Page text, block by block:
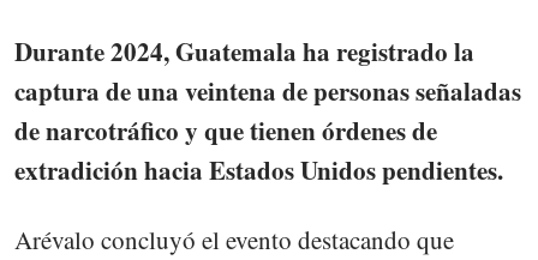
Durante 2024, Guatemala ha registrado la
captura de una veintena de personas señaladas
de narcotráfico y que tienen órdenes de
extradición hacia Estados Unidos pendientes.
Arévalo concluyó el evento destacando que